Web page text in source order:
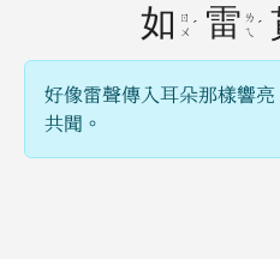
如
ㄖ
ㄨ ˊ 雷 ㄌ
ㄟ ˊ
好像雷聲傳入耳朵那樣響
共聞。